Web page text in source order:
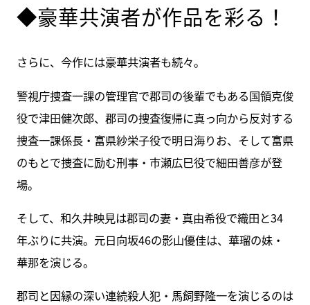
◆豪華共演者が作品を彩る！
さらに、今作には豪華共演者も続々。
警視庁捜査一課の管理官で郡司の後輩でもある国領克俊
役で津田健次郎、郡司の捜査復帰に真っ向から反対する
捜査一課係長・富県紗栄子役で明日海りお、そして富県
のもとで捜査に励む刑事・市瀬広巳役で細田善彦が登
場。
そして、和久井映見は郡司の妻・真由希役で織田と34
年ぶりに共演。元日向坂46の影山優佳は、華瑠の妹・
華那を演じる。
郡司と因縁の深い連続殺人犯・馬飼野隆一を演じるのは